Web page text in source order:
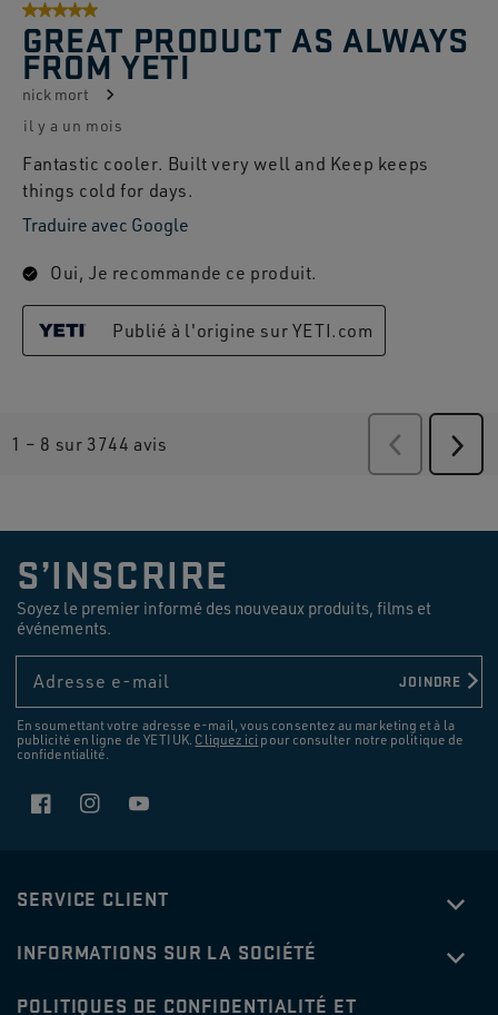
TUNDRA®
NOTIFY ME
5 sur 5 étoiles.
GREAT PRODUCT AS ALWAYS
FROM YETI
nick mort
il y a un mois
Fantastic cooler. Built very well and Keep keeps
things cold for days.
Traduire avec Google
Oui, Je recommande ce produit.
Publié à l'origine sur YETI.com
1 – 8 sur 3744 avis Précédentavis
avis
S’INSCRIRE
Soyez le premier informé des nouveaux produits, films et
événements.
Adresse e-mail JOINDRE
En soumettant votre adresse e-mail, vous consentez au marketing et à la
publicité en ligne de YETI UK. Cliquez ici pour consulter notre politique de
confidentialité.
FacebookInstagramYouTube
SERVICE CLIENT
INFORMATIONS SUR LA SOCIÉTÉ
POLITIQUES DE CONFIDENTIALITÉ ET